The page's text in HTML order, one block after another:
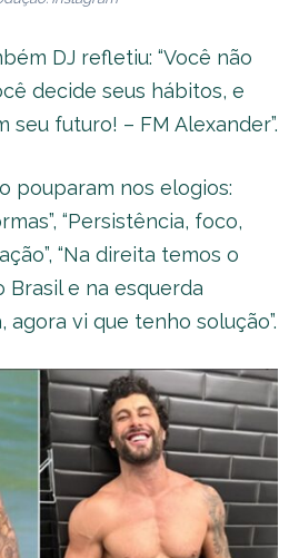
DJ refletiu: “Você não
decide seus hábitos, e
seu futuro! – FM Alexander”.
pouparam nos elogios:
“Persistência, foco,
“Na direita temos o
Brasil e na esquerda
agora vi que tenho solução”.